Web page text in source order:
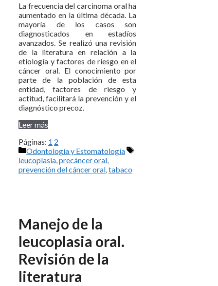
La frecuencia del carcinoma oral ha
aumentado en la última década. La
mayoría de los casos son
diagnosticados en estadíos
avanzados. Se realizó una revisión
de la literatura en relación a la
etiología y factores de riesgo en el
cáncer oral. El conocimiento por
parte de la población de esta
entidad, factores de riesgo y
actitud, facilitará la prevención y el
diagnóstico precoz.
Leer más
Páginas: 1 2
Categorías
Odontología y Estomatología
Etiquetas
leucoplasia precáncer oral
prevención del cáncer oral tabaco
Manejo de la
leucoplasia oral.
Revisión de la
literatura